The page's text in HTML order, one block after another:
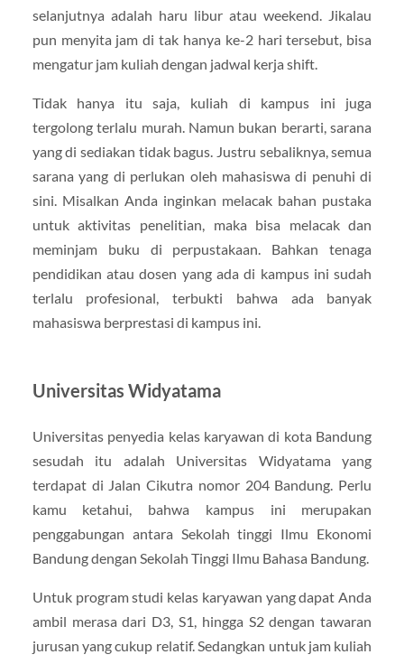
selanjutnya adalah haru libur atau weekend. Jikalau
pun menyita jam di tak hanya ke-2 hari tersebut, bisa
mengatur jam kuliah dengan jadwal kerja shift.
Tidak hanya itu saja, kuliah di kampus ini juga
tergolong terlalu murah. Namun bukan berarti, sarana
yang di sediakan tidak bagus. Justru sebaliknya, semua
sarana yang di perlukan oleh mahasiswa di penuhi di
sini. Misalkan Anda inginkan melacak bahan pustaka
untuk aktivitas penelitian, maka bisa melacak dan
meminjam buku di perpustakaan. Bahkan tenaga
pendidikan atau dosen yang ada di kampus ini sudah
terlalu profesional, terbukti bahwa ada banyak
mahasiswa berprestasi di kampus ini.
Universitas Widyatama
Universitas penyedia kelas karyawan di kota Bandung
sesudah itu adalah Universitas Widyatama yang
terdapat di Jalan Cikutra nomor 204 Bandung. Perlu
kamu ketahui, bahwa kampus ini merupakan
penggabungan antara Sekolah tinggi Ilmu Ekonomi
Bandung dengan Sekolah Tinggi Ilmu Bahasa Bandung.
Untuk program studi kelas karyawan yang dapat Anda
ambil merasa dari D3, S1, hingga S2 dengan tawaran
jurusan yang cukup relatif. Sedangkan untuk jam kuliah